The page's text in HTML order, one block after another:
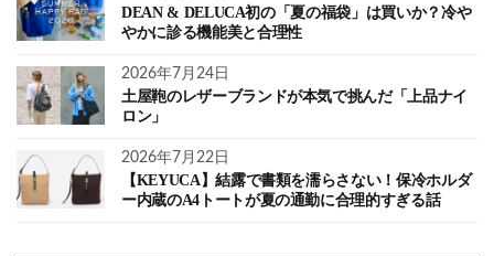
DEAN & DELUCA初の「夏の福袋」は買いか？冷や
やかに診る機能美と合理性
2026年7月24日
土屋鞄のレザーブランドが本気で挑んだ「上品ナイ
ロン」
2026年7月22日
【KEYUCA】結露で書類を濡らさない！保冷ホルダ
ー内蔵のA4トートが夏の通勤に合理的すぎる話